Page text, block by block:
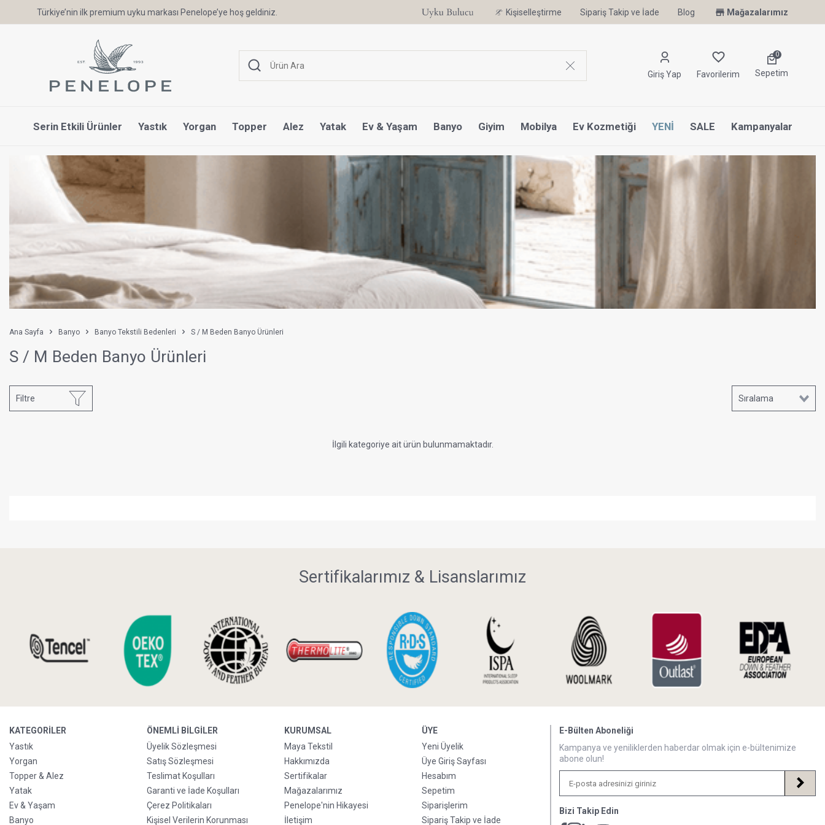
Türkiye’nin ilk premium uyku markası Penelope’ye hoş geldiniz. 6 Ay'a Varan Taksit Ayrıcalığı Uyku Uzmanı Othello Şimdi Penelope'de
Kişiselleştirme Sipariş Takip ve İade Blog Mağazalarımız
Giriş Yap Favorilerim
0
Sepetim
Serin Etkili Ürünler Yastık Yorgan Topper Alez Yatak Ev & Yaşam Banyo Giyim Mobilya Ev Kozmetiği YENİ SALE Kampanyalar
Ana Sayfa Banyo Banyo Tekstili Bedenleri S / M Beden Banyo Ürünleri
S / M Beden Banyo Ürünleri
Filtre
İlgili kategoriye ait ürün bulunmamaktadır.
Sertifikalarımız & Lisanslarımız
KATEGORILER
Yastık
Yorgan
Topper & Alez
Yatak
Ev & Yaşam
Banyo
ÖNEMLI BILGILER
Üyelik Sözleşmesi
Satış Sözleşmesi
Teslimat Koşulları
Garanti ve İade Koşulları
Çerez Politikaları
Kişisel Verilerin Korunması
KURUMSAL
Maya Tekstil
Hakkımızda
Sertifikalar
Mağazalarımız
Penelope'nin Hikayesi
İletişim
ÜYE
Yeni Üyelik
Üye Giriş Sayfası
Hesabım
Sepetim
Siparişlerim
Sipariş Takip ve İade
E-Bülten Aboneliği
Kampanya ve yeniliklerden haberdar olmak için e-bültenimize
abone olun!
Bizi Takip Edin